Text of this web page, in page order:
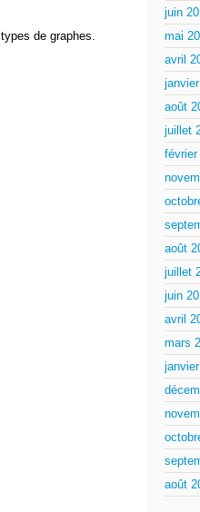
de graphes.
juin
mai
avril
août
juillet
février
août
juillet
juin
avril
mars
août